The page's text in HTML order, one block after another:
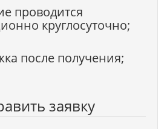
проводится
круглосуточно;
после получения;
заявку